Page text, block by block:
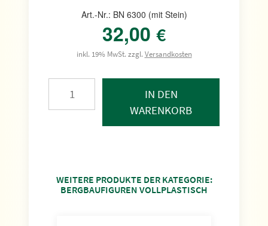
Art.-Nr.: BN 6300 (mit Stein)
32,00 €
inkl. 19% MwSt. zzgl.Versandkosten
IN DEN
WARENKORB
WEITERE PRODUKTE DER KATEGORIE:
BERGBAUFIGUREN VOLLPLASTISCH